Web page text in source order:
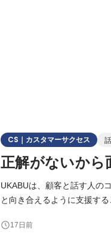
CS｜カスタマーサクセス
正解がないから
UKABUは、顧客と話す人の
と向き合えるように支援することを大切にしています。
せんが、その分、顧客の声
17日前